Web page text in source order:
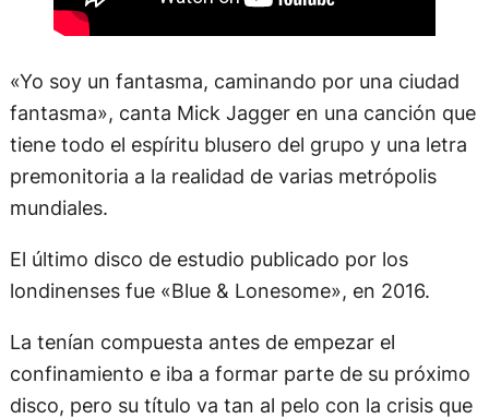
premonitoria a la realidad de varias metrópolis
El último disco de estudio publicado por los
londinenses fue «Blue & Lonesome», en 2016.
La tenían compuesta antes de empezar el
confinamiento e iba a formar parte de su próximo
disco, pero su título va tan al pelo con la crisis que
estamos viviendo que decidieron publicarla ya.
La canción, a su vez, tiene su propio video clip que
muestra a la ciudad de Londres, sus calles y su
sobterraneo completamente vacíos en medio de la